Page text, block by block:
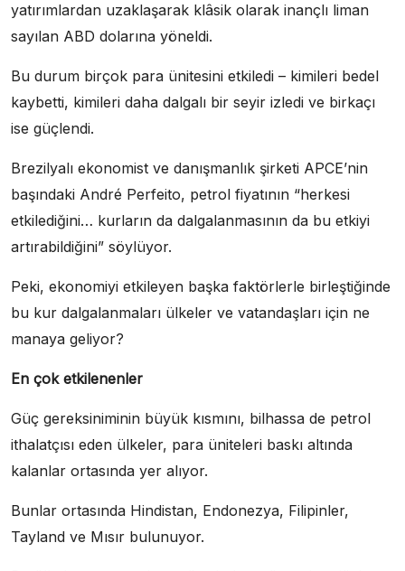
yatırımlardan uzaklaşarak klâsik olarak inançlı liman
sayılan ABD dolarına yöneldi.
Bu durum birçok para ünitesini etkiledi – kimileri bedel
kaybetti, kimileri daha dalgalı bir seyir izledi ve birkaçı
ise güçlendi.
Brezilyalı ekonomist ve danışmanlık şirketi APCE’nin
başındaki André Perfeito, petrol fiyatının “herkesi
etkilediğini… kurların da dalgalanmasının da bu etkiyi
artırabildiğini” söylüyor.
Peki, ekonomiyi etkileyen başka faktörlerle birleştiğinde
bu kur dalgalanmaları ülkeler ve vatandaşları için ne
manaya geliyor?
En çok etkilenenler
Güç gereksiniminin büyük kısmını, bilhassa de petrol
ithalatçısı eden ülkeler, para üniteleri baskı altında
kalanlar ortasında yer alıyor.
Bunlar ortasında Hindistan, Endonezya, Filipinler,
Tayland ve Mısır bulunuyor.